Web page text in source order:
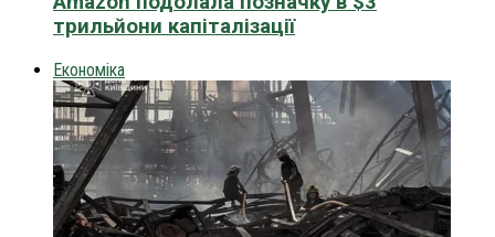
трильйони капіталізації
Економіка